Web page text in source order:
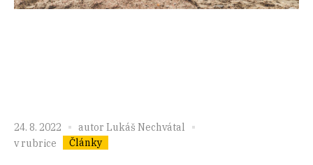
24. 8. 2022 autor Lukáš Nechvátal
v rubrice
Články